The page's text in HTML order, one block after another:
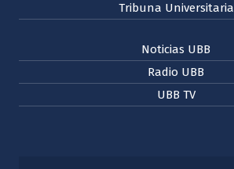
Tribuna Universitaria
Noticias UBB
Radio UBB
UBB TV